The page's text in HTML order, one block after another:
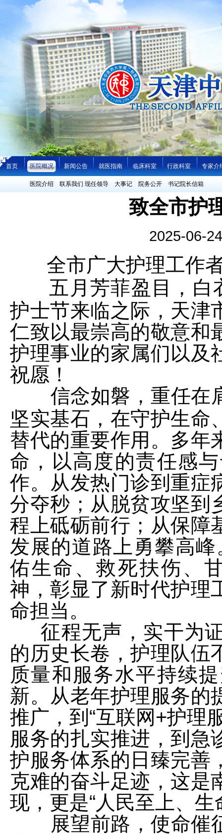
首页 医院概况 新闻公告 就医指南 临床科室 行政科室 专家介
医院介绍 联系我们 现任领导 大事记 院务公开 书记院长信箱
致全市护
2025-06-
全市广大护理工作
五月芳菲盈目，白
护士节来临之际，天津
仁致以最崇高的敬意和
护理事业的家属们以及
祝愿！
信念如磐，重任在
坚实基石，在守护生命
替代的重要作用。多年
命，以高度的责任感
作。从发热门诊到重症
分夺秒；从脱贫攻坚到
程上砥砺前行；从保障
发展的道路上勇攀高
佑生命、救死扶伤、
神，彰显了新时代护理
命担当。
征程无声，实干为
的历史长卷，护理队伍
质量和服务水平持续
新。从老年护理服务的
推广，到“互联网+护理
服务的扎实推进，到急
护服务体系的日臻完善
克难的奋斗足迹，这是
现，更是“人民至上、
展望前路，使命催